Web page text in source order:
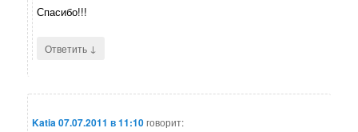
Спасибо!!!
Ответить ↓
Katia 07.07.2011 в 11:10говорит: